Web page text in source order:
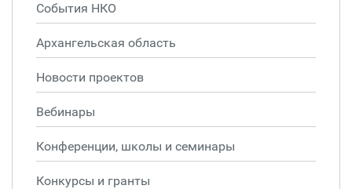
События НКО
Архангельская область
Новости проектов
Вебинары
Конференции, школы и семинары
Конкурсы и гранты